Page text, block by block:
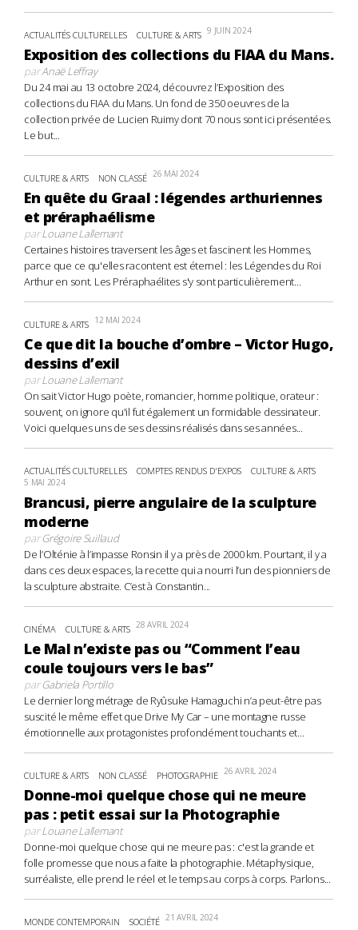
ACTUALITÉS CULTURELLES CULTURE & ARTS 9 JUIN 2024
Exposition des collections du FIAA du Mans.
parAnaë Leffray
Du 24 mai au 13 octobre 2024, découvrez l’Exposition des
collections du FIAA du Mans. Un fond de 350 oeuvres de la
collection privée de Lucien Ruimy dont 70 nous sont ici présentées.
Le but...
CULTURE & ARTS NON CLASSÉ 26 MAI 2024
En quête du Graal : légendes arthuriennes
et préraphaélisme
parLouane Lallemant
Certaines histoires traversent les âges et fascinent les Hommes,
parce que ce qu'elles racontent est éternel : les Légendes du Roi
Arthur en sont. Les Préraphaélites s'y sont particulièrement...
CULTURE & ARTS 12 MAI 2024
Ce que dit la bouche d’ombre – Victor Hugo,
dessins d’exil
parLouane Lallemant
On sait Victor Hugo poète, romancier, homme politique, orateur :
souvent, on ignore qu'il fut également un formidable dessinateur.
Voici quelques uns de ses dessins réalisés dans ses années...
ACTUALITÉS CULTURELLES COMPTES RENDUS D'EXPOS CULTURE & ARTS
5 MAI 2024
Brancusi, pierre angulaire de la sculpture
moderne
parGrégoire Suillaud
De l’Olténie à l’impasse Ronsin il y a près de 2000 km. Pourtant, il y a
dans ces deux espaces, la recette qui a nourri l’un des pionniers de
la sculpture abstraite. C’est à Constantin...
CINÉMA CULTURE & ARTS 28 AVRIL 2024
Le Mal n’existe pas ou “Comment l’eau
coule toujours vers le bas”
parGabriela Portillo
Le dernier long métrage de Ryûsuke Hamaguchi n’a peut-être pas
suscité le même effet que Drive My Car – une montagne russe
émotionnelle aux protagonistes profondément touchants et...
CULTURE & ARTS NON CLASSÉ PHOTOGRAPHIE 26 AVRIL 2024
Donne-moi quelque chose qui ne meure
pas : petit essai sur la Photographie
parLouane Lallemant
Donne-moi quelque chose qui ne meure pas : c'est la grande et
folle promesse que nous a faite la photographie. Métaphysique,
surréaliste, elle prend le réel et le temps au corps à corps. Parlons...
MONDE CONTEMPORAIN SOCIÉTÉ 21 AVRIL 2024